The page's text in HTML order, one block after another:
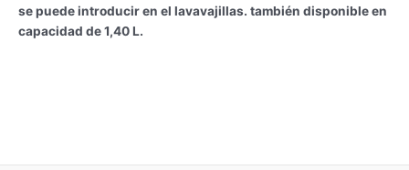
se puede introducir en el lavavajillas. también disponible en
capacidad de 1,40 L.